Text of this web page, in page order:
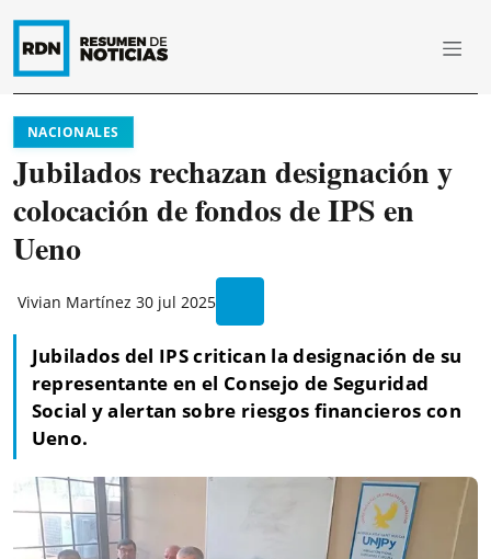
NACIONALES
Jubilados rechazan designación y
colocación de fondos de IPS en
Ueno
Vivian Martínez 30 jul 2025
Jubilados del IPS critican la designación de su
representante en el Consejo de Seguridad
Social y alertan sobre riesgos financieros con
Ueno.